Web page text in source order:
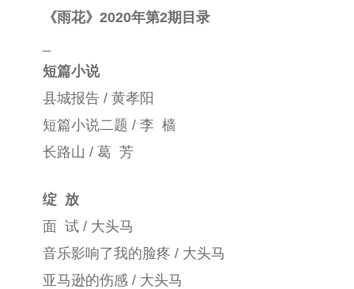
《雨花》2020年第2期目录
短篇小说
县城报告 / 黄孝阳
短篇小说二题 / 李 樯
长路山 / 葛 芳
绽 放
面 试 / 大头马
音乐影响了我的脸疼 / 大头马
亚马逊的伤感 / 大头马